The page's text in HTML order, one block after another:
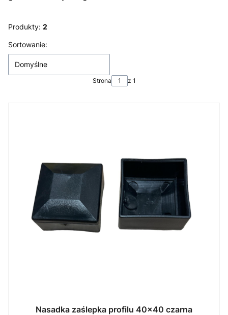
Produkty: 2
Lista produktów
Sortowanie:
Domyślne
Strona z 1
Nasadka zaślepka profilu 40x40 czarna